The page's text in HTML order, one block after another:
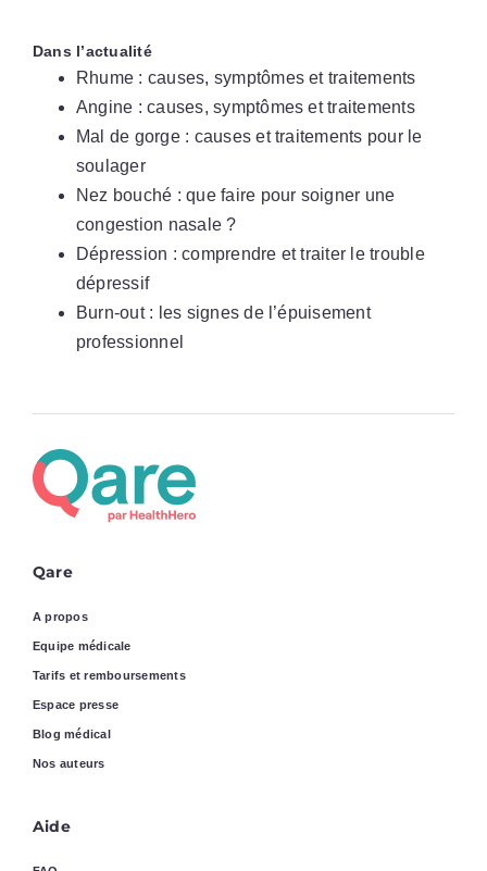
Dans l’actualité
Rhume : causes, symptômes et traitements
Angine : causes, symptômes et traitements
Mal de gorge : causes et traitements pour le
soulager
Nez bouché : que faire pour soigner une
congestion nasale ?
Dépression : comprendre et traiter le trouble
dépressif
Burn-out : les signes de l’épuisement
professionnel
Qare
A propos
Equipe médicale
Tarifs et remboursements
Espace presse
Blog médical
Nos auteurs
Aide